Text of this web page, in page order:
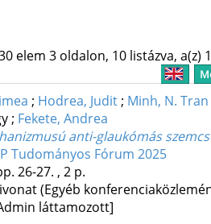
elem 3 oldalon, 10 listázva, a(z)
; Hodrea, Judit; Minh, N. Tran
; Fekete, Andrea
anti-glaukómás
Tudományos Fórum 2025
26-27. , 2 p.
(Egyéb
láttamozott]